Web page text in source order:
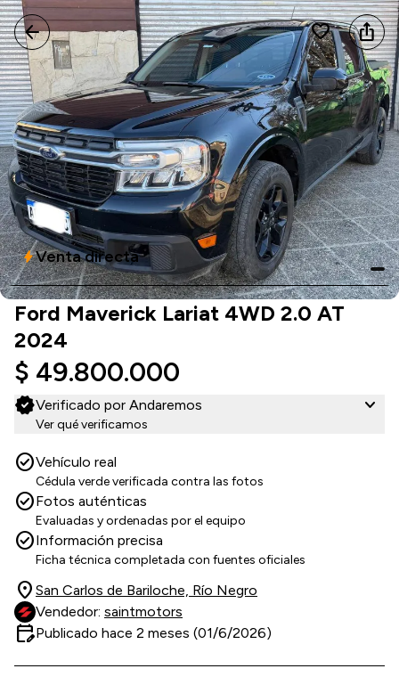
arrow_back favorite ios_share
boltVenta directa
Ford Maverick Lariat 4WD 2.0 AT
2024
$ 49.800.000
verifiedVerificado por Andaremos
Ver qué verificamos
expand_more
check_circleVehículo real
Cédula verde verificada contra las fotos
check_circleFotos auténticas
Evaluadas y ordenadas por el equipo
check_circleInformación precisa
Ficha técnica completada con fuentes oficiales
location_on San Carlos de Bariloche, Río Negro
Vendedor: saintmotors
edit_calendarPublicado hace 2 meses (01/6/2026)